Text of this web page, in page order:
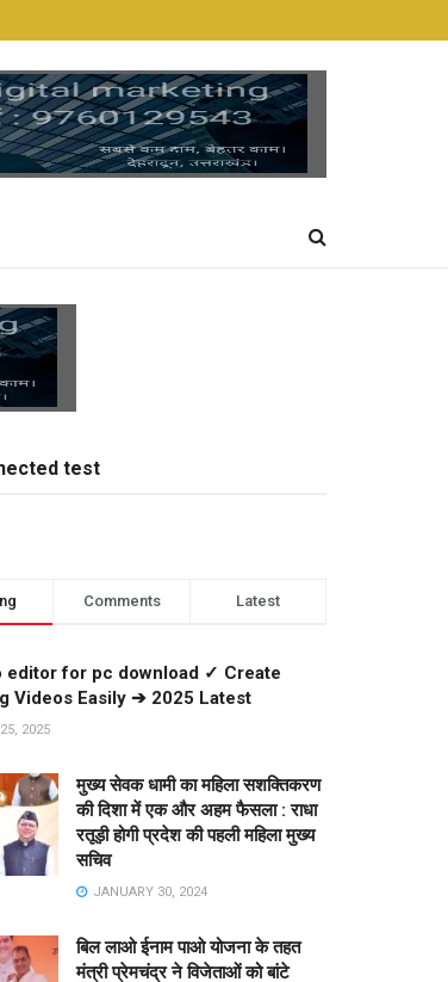
test
Comments Latest
editor for pc download ✓ Create
Videos Easily ➔ 2025 Latest
2025
मुख्य सेवक धामी का महिला सशक्तिकरण
की दिशा में एक और अहम फैसला : राधा
रतूड़ी होगी प्रदेश की पहली महिला मुख्य
सचिव
JANUARY 30, 2024
बिल लाओ ईनाम पाओ योजना के तहत
मंत्री प्रेमचंद्र ने विजेताओं को बांटे